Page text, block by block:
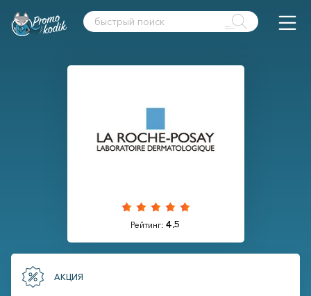
Рейтинг: 4.5
АКЦИЯ